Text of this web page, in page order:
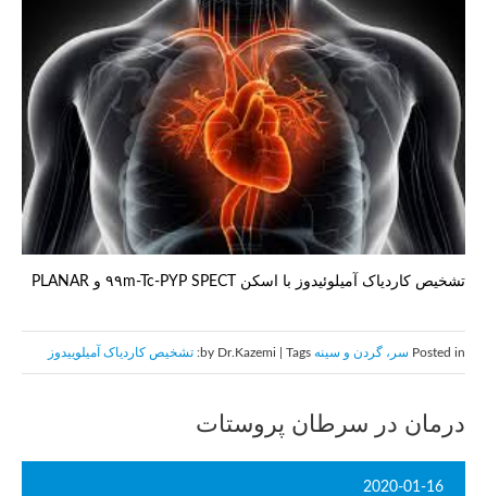
تشخیص کاردیاک آمیلوئیدوز با اسکن ۹۹m-Tc-PYP SPECT و PLANAR
Posted in سر، گردن و سینه تشخیص کاردیاک آمیلوییدوز
درمان در سرطان پروستات
2020-01-16